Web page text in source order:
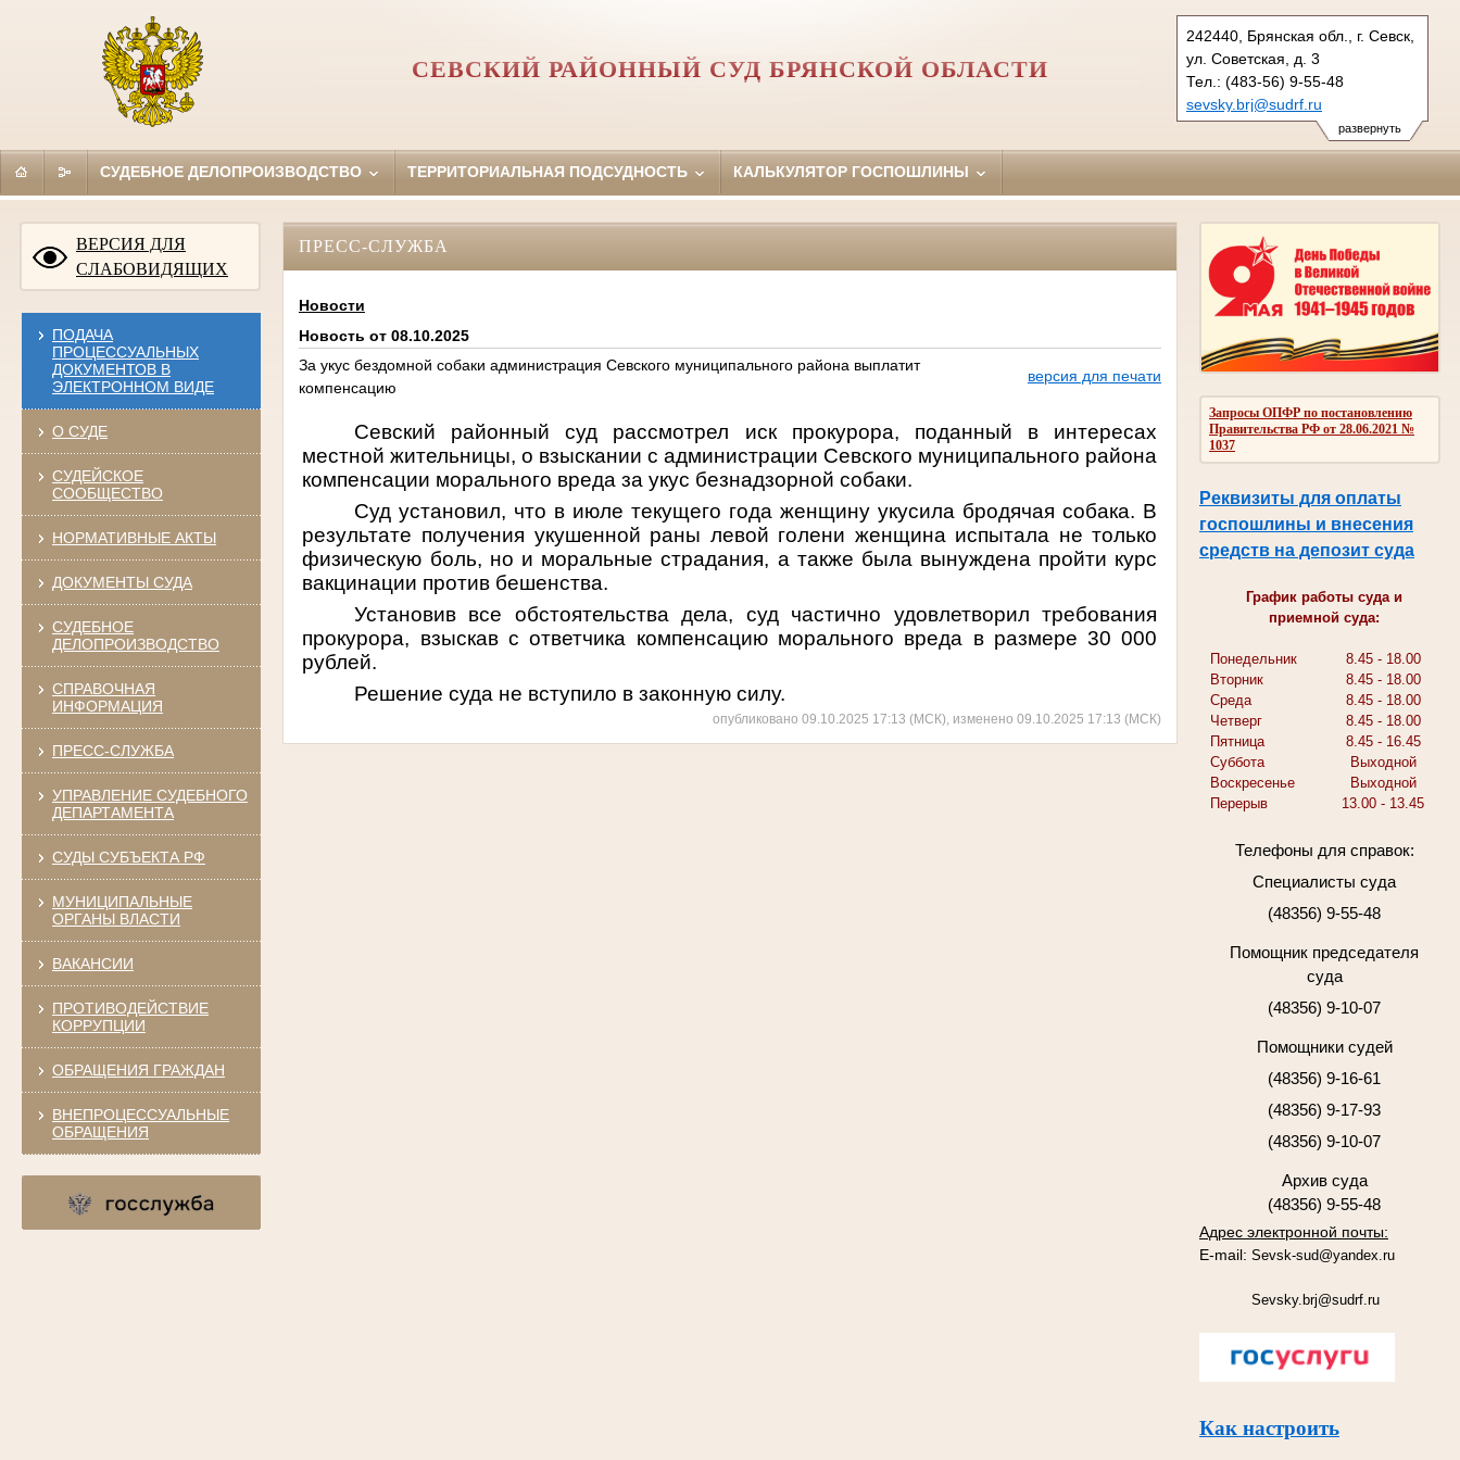
развернуть
242440, Брянская обл., г. Севск,
ул. Советская, д. 3
Тел.: (483-56) 9-55-48
sevsky.brj@sudrf.ru
СЕВСКИЙ РАЙОННЫЙ СУД БРЯНСКОЙ ОБЛАСТИ
СУДЕБНОЕ ДЕЛОПРОИЗВОДСТВО ТЕРРИТОРИАЛЬНАЯ ПОДСУДНОСТЬ КАЛЬКУЛЯТОР ГОСПОШЛИНЫ
ВЕРСИЯ ДЛЯ
СЛАБОВИДЯЩИХ
ПОДАЧА
ПРОЦЕССУАЛЬНЫХ
ДОКУМЕНТОВ В
ЭЛЕКТРОННОМ ВИДЕ
О СУДЕ
СУДЕЙСКОЕ
СООБЩЕСТВО
НОРМАТИВНЫЕ АКТЫ
ДОКУМЕНТЫ СУДА
СУДЕБНОЕ
ДЕЛОПРОИЗВОДСТВО
СПРАВОЧНАЯ
ИНФОРМАЦИЯ
ПРЕСС-СЛУЖБА
УПРАВЛЕНИЕ СУДЕБНОГО
ДЕПАРТАМЕНТА
СУДЫ СУБЪЕКТА РФ
МУНИЦИПАЛЬНЫЕ
ОРГАНЫ ВЛАСТИ
ВАКАНСИИ
ПРОТИВОДЕЙСТВИЕ
КОРРУПЦИИ
ОБРАЩЕНИЯ ГРАЖДАН
ВНЕПРОЦЕССУАЛЬНЫЕ
ОБРАЩЕНИЯ
Запросы ОПФР по постановлению
Правительства РФ от 28.06.2021 №
1037
Реквизиты для оплаты
госпошлины и внесения
средств на депозит суда
График работы суда и
приемной суда:
Понедельник
8.45 - 18.00
Вторник
8.45 - 18.00
Среда
8.45 - 18.00
Четверг
8.45 - 18.00
Пятница
8.45 - 16.45
Суббота
Выходной
Воскресенье
Выходной
Перерыв
13.00 - 13.45
Телефоны для справок:
Специалисты суда
(48356) 9-55-48
Помощник председателя
суда
(48356) 9-10-07
Помощники судей
(48356) 9-16-61
(48356) 9-17-93
(48356) 9-10-07
Архив суда
(48356) 9-55-48
Адрес электронной почты:
E-mail: Sevsk-sud@yandex.ru
Sevsky.brj@sudrf.ru
Как настроить
ПРЕСС-СЛУЖБА
Новости
Новость от 08.10.2025
За укус бездомной собаки администрация Севского муниципального района выплатит
компенсацию
версия для печати
Севский районный суд рассмотрел иск прокурора, поданный в интересах
местной жительницы, о взыскании с администрации Севского муниципального района
компенсации морального вреда за укус безнадзорной собаки.
Суд установил, что в июле текущего года женщину укусила бродячая собака. В
результате получения укушенной раны левой голени женщина испытала не только
физическую боль, но и моральные страдания, а также была вынуждена пройти курс
вакцинации против бешенства.
Установив все обстоятельства дела, суд частично удовлетворил требования
прокурора, взыскав с ответчика компенсацию морального вреда в размере 30 000
рублей.
Решение суда не вступило в законную силу.
опубликовано 09.10.2025 17:13 (МСК), изменено 09.10.2025 17:13 (МСК)